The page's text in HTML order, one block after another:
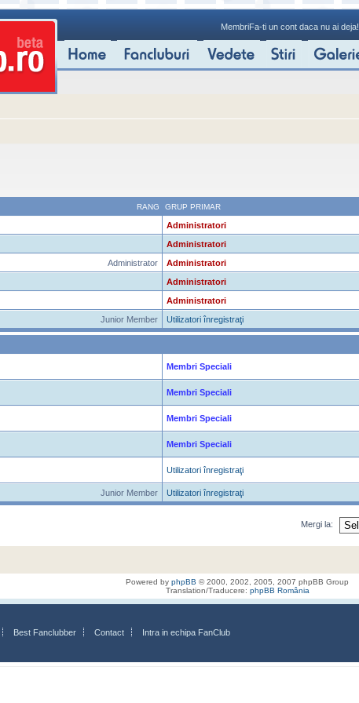
MembriFa-ti un cont daca nu ai deja!
RANG GRUP PRIMAR
Administratori
Administratori
Administrator
Administratori
Administratori
Administratori
Junior Member
Utilizatori înregistraţi
Membri Speciali
Membri Speciali
Membri Speciali
Membri Speciali
Utilizatori înregistraţi
Junior Member Utilizatori înregistraţi
Mergi la:
Powered by phpBB © 2000, 2002, 2005, 2007 phpBB Group
Translation/Traducere: phpBB România
Best Fanclubber Contact Intra in echipa FanClub